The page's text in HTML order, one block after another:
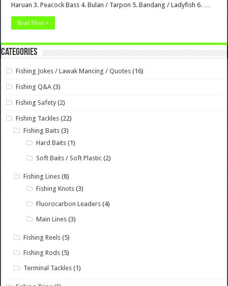
Haruan 3. Peacock Bass 4. Bulan / Tarpon 5. Bandang / Ladyfish 6. …
Read More »
Categories
Fishing Jokes / Lawak Mancing / Quotes (16)
Fishing Q&A (3)
Fishing Safety (2)
Fishing Tackles (22)
Fishing Baits (3)
Hard Baits (1)
Soft Baits / Soft Plastic (2)
Fishing Lines (8)
Fishing Knots (3)
Fluorocarbon Leaders (4)
Main Lines (3)
Fishing Reels (5)
Fishing Rods (5)
Terminal Tackles (1)